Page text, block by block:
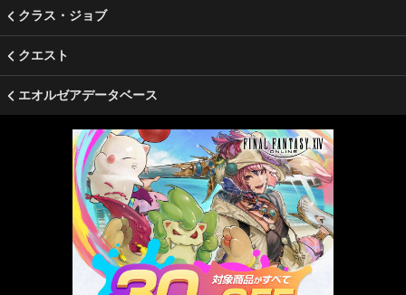
クラス・ジョブ
クエスト
エオルゼアデータベース